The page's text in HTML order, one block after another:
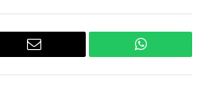
Email WhatsApp